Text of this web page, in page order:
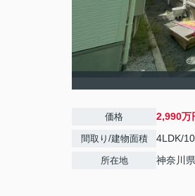
価格 2,990万
間取り/建物面積 4LDK/
所在地 神奈川県